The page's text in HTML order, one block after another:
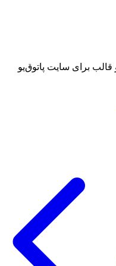
قالب برای سایت پاتوق‌یو